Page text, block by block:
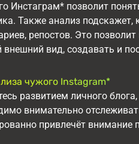
Инстаграм* позволит
Также анализ
репостов. Это
внешний вид, создавать и
чужого Instagram*
развитием личного
внимательно
привлечёт внимание